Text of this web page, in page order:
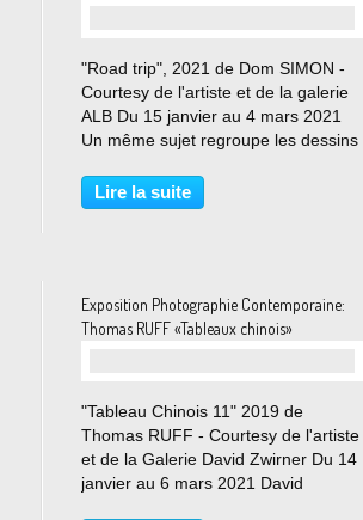
"Road trip", 2021 de Dom SIMON -
Courtesy de l'artiste et de la galerie
ALB Du 15 janvier au 4 mars 2021
Un même sujet regroupe les dessins
première exposition personnelle au
sein de la galerie et comme l’évoque
Lire la suite
Exposition Photographie Contemporaine:
Thomas RUFF «Tableaux chinois»
"Tableau Chinois 11" 2019 de
Thomas RUFF - Courtesy de l'artiste
et de la Galerie David Zwirner Du 14
janvier au 6 mars 2021 David